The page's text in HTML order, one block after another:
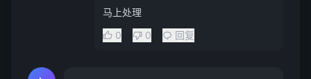
马上处理
0
0 回复